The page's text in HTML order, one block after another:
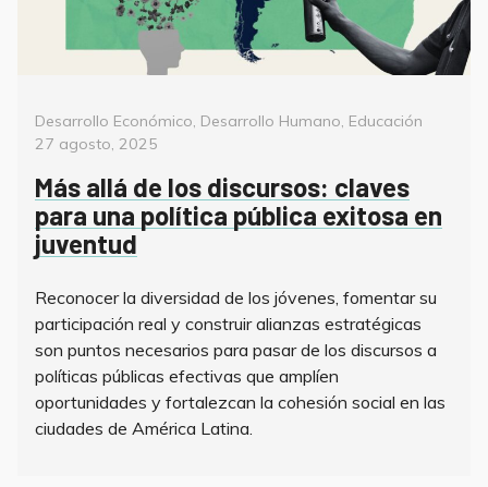
Categorías
Desarrollo Económico, Desarrollo Humano, Educación
27 agosto, 2025
Más allá de los discursos: claves
para una política pública exitosa en
juventud
Reconocer la diversidad de los jóvenes, fomentar su
participación real y construir alianzas estratégicas
son puntos necesarios para pasar de los discursos a
políticas públicas efectivas que amplíen
oportunidades y fortalezcan la cohesión social en las
ciudades de América Latina.